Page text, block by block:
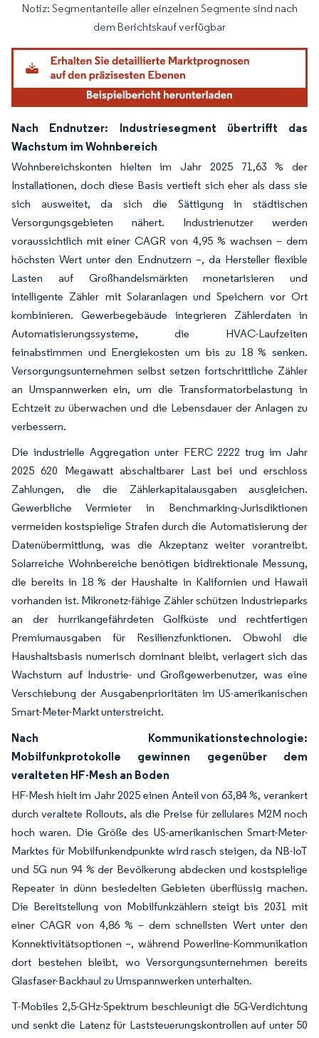
Bild © Mordor Intelligence. Wiederverwendung erfordert Namensnennung
Notiz: Segmentanteile aller einzelnen Segmente sind nach
dem Berichtskauf verfügbar
Nach Endnutzer: Industriesegment übertrifft das
Wachstum im Wohnbereich
Wohnbereichskonten hielten im Jahr 2025 71,63 % der
Installationen, doch diese Basis vertieft sich eher als dass sie
sich ausweitet, da sich die Sättigung in städtischen
Versorgungsgebieten nähert. Industrienutzer werden
voraussichtlich mit einer CAGR von 4,95 % wachsen – dem
höchsten Wert unter den Endnutzern –, da Hersteller flexible
Lasten auf Großhandelsmärkten monetarisieren und
intelligente Zähler mit Solaranlagen und Speichern vor Ort
kombinieren. Gewerbegebäude integrieren Zählerdaten in
Automatisierungssysteme, die HVAC-Laufzeiten
feinabstimmen und Energiekosten um bis zu 18 % senken.
Versorgungsunternehmen selbst setzen fortschrittliche Zähler
an Umspannwerken ein, um die Transformatorbelastung in
Echtzeit zu überwachen und die Lebensdauer der Anlagen zu
verbessern.
Die industrielle Aggregation unter FERC 2222 trug im Jahr
2025 620 Megawatt abschaltbarer Last bei und erschloss
Zahlungen, die die Zählerkapitalausgaben ausgleichen.
Gewerbliche Vermieter in Benchmarking-Jurisdiktionen
vermeiden kostspielige Strafen durch die Automatisierung der
Datenübermittlung, was die Akzeptanz weiter vorantreibt.
Solarreiche Wohnbereiche benötigen bidirektionale Messung,
die bereits in 18 % der Haushalte in Kalifornien und Hawaii
vorhanden ist. Mikronetz-fähige Zähler schützen Industrieparks
an der hurrikangefährdeten Golfküste und rechtfertigen
Premiumausgaben für Resilienzfunktionen. Obwohl die
Haushaltsbasis numerisch dominant bleibt, verlagert sich das
Wachstum auf Industrie- und Großgewerbenutzer, was eine
Verschiebung der Ausgabenprioritäten im US-amerikanischen
Smart-Meter-Markt unterstreicht.
Nach Kommunikationstechnologie:
Mobilfunkprotokolle gewinnen gegenüber dem
veralteten HF-Mesh an Boden
HF-Mesh hielt im Jahr 2025 einen Anteil von 63,84 %, verankert
durch veraltete Rollouts, als die Preise für zellulares M2M noch
hoch waren. Die Größe des US-amerikanischen Smart-Meter-
Marktes für Mobilfunkendpunkte wird rasch steigen, da NB-IoT
und 5G nun 94 % der Bevölkerung abdecken und kostspielige
Repeater in dünn besiedelten Gebieten überflüssig machen.
Die Bereitstellung von Mobilfunkzählern steigt bis 2031 mit
einer CAGR von 4,86 % – dem schnellsten Wert unter den
Konnektivitätsoptionen –, während Powerline-Kommunikation
dort bestehen bleibt, wo Versorgungsunternehmen bereits
Glasfaser-Backhaul zu Umspannwerken unterhalten.
T-Mobiles 2,5-GHz-Spektrum beschleunigt die 5G-Verdichtung
und senkt die Latenz für Laststeuerungskontrollen auf unter 50